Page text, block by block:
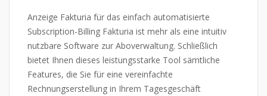
Anzeige Fakturia für das einfach automatisierte
Subscription-Billing Fakturia ist mehr als eine intuitiv
nutzbare Software zur Aboverwaltung. Schließlich
bietet Ihnen dieses leistungsstarke Tool sämtliche
Features, die Sie für eine vereinfachte
Rechnungserstellung in Ihrem Tagesgeschäft